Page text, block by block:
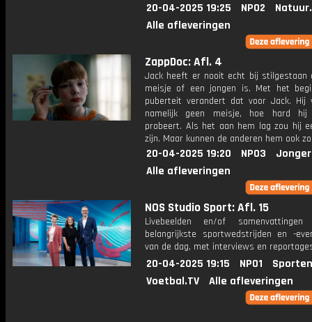
20-04-2025 19:25 NPO2
Alle afleveringen
ZappDoc: Afl. 4
Jack heeft er nooit echt bij stilgestaan
meisje of een jongen is. Met het
puberteit verandert dat voor Jack. Hij
namelijk geen meisje, hoe hard
probeert. Als het aan hem lag zou hij
zijn. Maar kunnen de anderen hem ook
20-04-2025 19:20 NPO3
Alle afleveringen
NOS Studio Sport: Afl. 15
Livebeelden en/of
belangrijkste sportwedstrijden en -
van de dag, met interviews en
20-04-2025 19:15 NPO1
Voetbal.TV
Alle afleveringen